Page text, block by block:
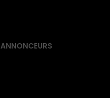
ANNONCEURS